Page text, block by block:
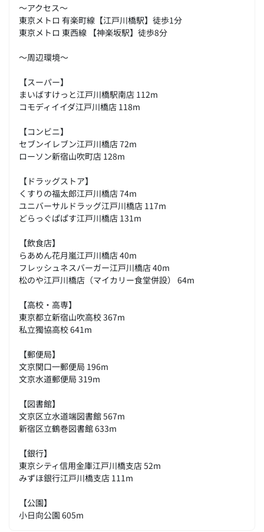
～アクセス～
東京メトロ 有楽町線【江戸川橋駅】徒歩1分
東京メトロ 東西線 【神楽坂駅】徒歩8分
～周辺環境～
【スーパー】
まいばすけっと江戸川橋駅南店 112m
コモディイイダ江戸川橋店 118m
【コンビニ】
セブンイレブン江戸川橋店 72m
ローソン新宿山吹町店 128m
【ドラッグストア】
くすりの福太郎江戸川橋店 74m
ユニバーサルドラッグ江戸川橋店 117m
どらっぐぱぱす江戸川橋店 131m
【飲食店】
らあめん花月嵐江戸川橋店 40m
フレッシュネスバーガー江戸川橋店 40m
松のや江戸川橋店（マイカリー食堂併設） 64m
【高校・高専】
東京都立新宿山吹高校 367m
私立獨協高校 641m
【郵便局】
文京関口一郵便局 196m
文京水道郵便局 319m
【図書館】
文京区立水道端図書館 567m
新宿区立鶴巻図書館 633m
【銀行】
東京シティ信用金庫江戸川橋支店 52m
みずほ銀行江戸川橋支店 111m
【公園】
小日向公園 605m